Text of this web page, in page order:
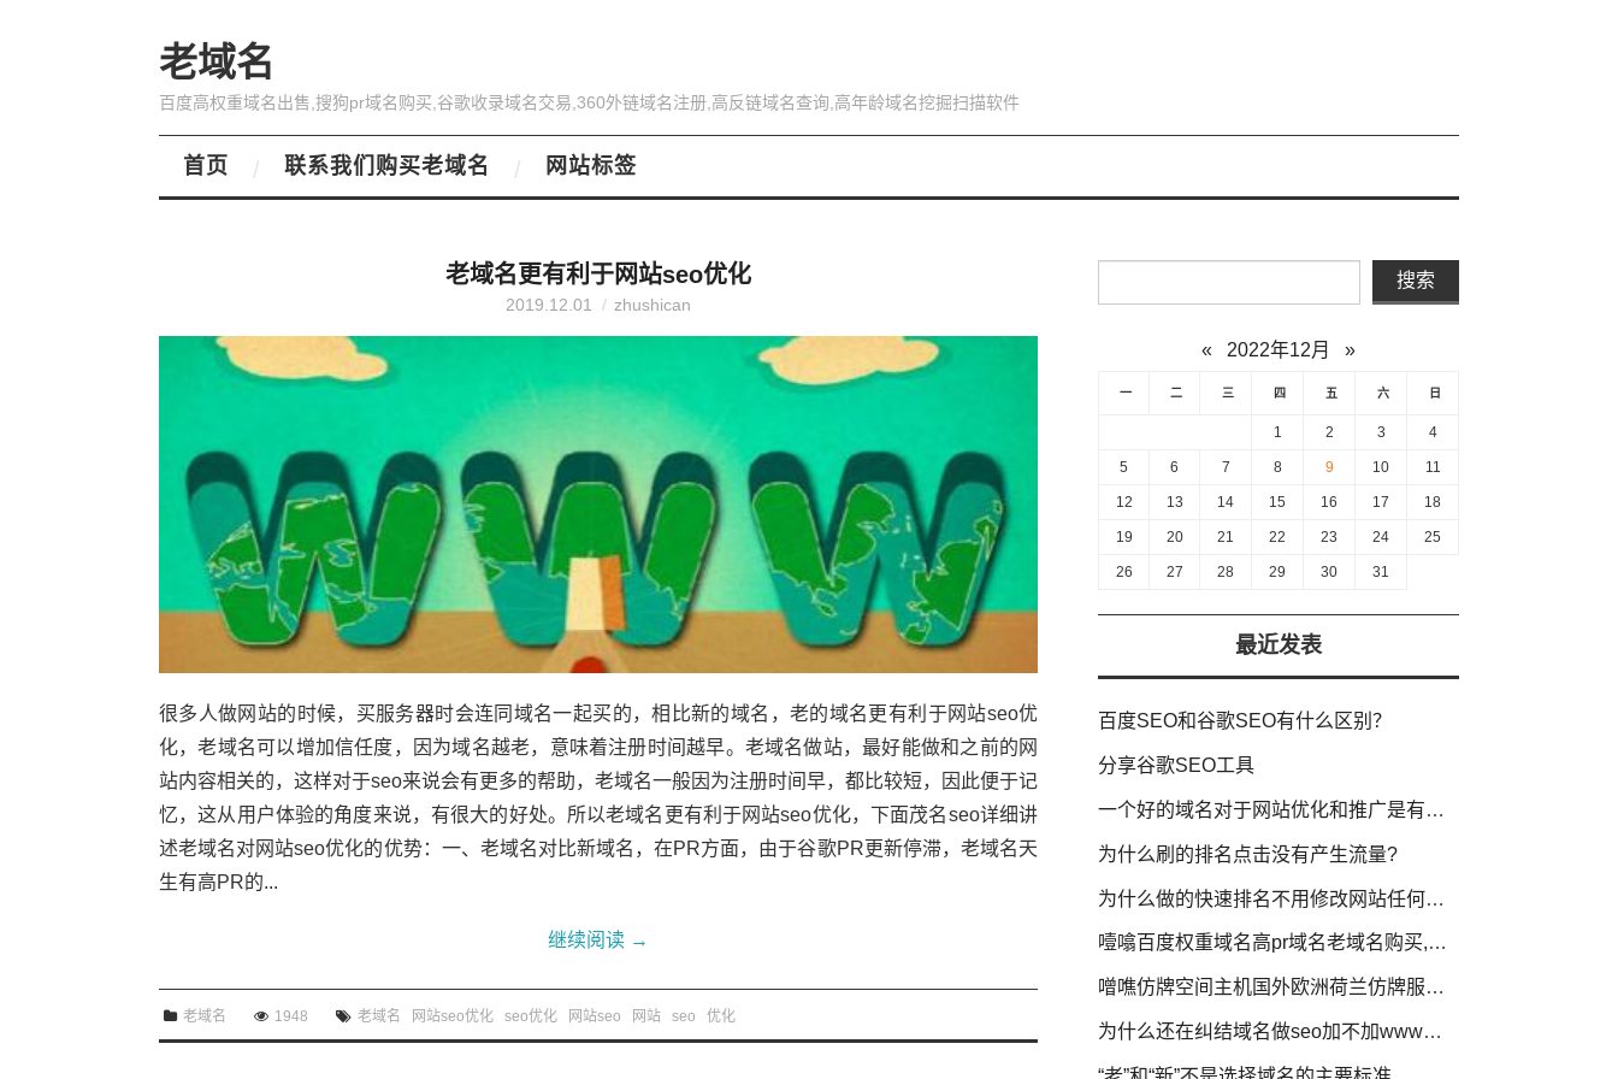
老域名
百度高权重域名出售,搜狗pr域名购买,谷歌收录域名交易,360外链域名注册,高反链域名查询,高年龄域名挖掘扫描软件
首页 联系我们购买老域名 网站标签
老域名更有利于网站seo优化
2019.12.01 zhushican
很多人做网站的时候，买服务器时会连同域名一起买的，相比新的域名，老的域名更有利于网站seo优
化，老域名可以增加信任度，因为域名越老，意味着注册时间越早。老域名做站，最好能做和之前的网
站内容相关的，这样对于seo来说会有更多的帮助，老域名一般因为注册时间早，都比较短，因此便于记
忆，这从用户体验的角度来说，有很大的好处。所以老域名更有利于网站seo优化，下面茂名seo详细讲
述老域名对网站seo优化的优势：一、老域名对比新域名，在PR方面，由于谷歌PR更新停滞，老域名天
生有高PR的...
继续阅读 →
老域名 1948 老域名 网站seo优化 seo优化 网站seo 网站 seo 优化
« 2022年12月 »
一 二 三 四 五 六 日
1 2 3 4
5 6 7 8 9 10 11
12 13 14 15 16 17 18
19 20 21 22 23 24 25
26 27 28 29 30 31
最近发表
百度SEO和谷歌SEO有什么区别？
分享谷歌SEO工具
一个好的域名对于网站优化和推广是有积极影响
为什么刷的排名点击没有产生流量?
为什么做的快速排名不用修改网站任何信息就可以提升排名?
噎噏百度权重域名高pr域名老域名购买,老域名交易,老域名出售,已备案域名,百度搜狗收录域名,外链反链域名
噌噍仿牌空间主机国外欧洲荷兰仿牌服务器美国仿牌vps推荐,外贸抗投诉服务器,免投诉vps,防投诉主机空间
为什么还在纠结域名做seo加不加www呢？